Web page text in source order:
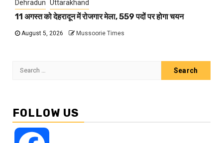
Dehradun Uttarakhand
11 अगस्त को देहरादून में रोजगार मेला, 559 पदों पर होगा चयन
August 5, 2026 Mussoorie Times
Search
FOLLOW US